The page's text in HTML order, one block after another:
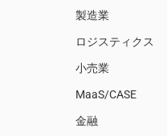
製造業
ロジスティクス
小売業
MaaS/CASE
金融